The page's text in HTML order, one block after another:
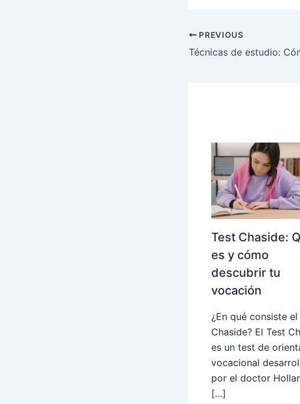
PREVIOUS
Test Chaside:
es y cómo
descubrir tu
vocación
¿En qué consiste el
Chaside? El Test
es un test de
vocacional
por el doctor
[…]